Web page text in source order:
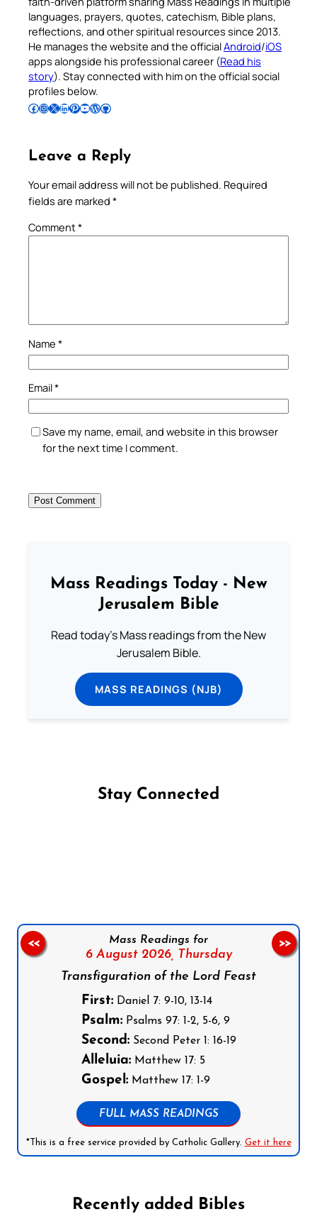
languages, prayers, quotes, catechism, Bible plans,
reflections, and other spiritual resources since 2013.
He manages the website and the officialAndroid/iOS
apps alongside his professional career (Read his
story). Stay connected with him on the official social
profiles below.
Follow Pradeep on Facebook Follow Pradeep on InstagramFollow Pradeep on X Follow Pradeep on LinkedIn Follow Pradeep on Pinterest Subscribe to Pradeep’s Youtube Channel Follow Pradeep on WordPress Follow Pradeep on GitHub
Leave a Reply
Your email address will not be published. Required
fields are marked *
Comment*
Name *
Email*
Save my name, email, and website in this browser
for the next time I comment.
Mass Readings Today - New
Jerusalem Bible
Read today's Mass readings from the New
Jerusalem Bible.
MASS READINGS (NJB)
Stay Connected
Mass Readings for
6 August 2026,
Thursday
Transfiguration of the Lord Feast
First:Daniel 7: 9-10, 13-14
Psalm:Psalms 97: 1-2, 5-6, 9
Second:Second Peter 1: 16-19
Alleluia:Matthew 17: 5
Gospel:Matthew 17: 1-9
FULL MASS READINGS
*This is a free service provided by Catholic Gallery. Get it here
<< >>
Recently added Bibles